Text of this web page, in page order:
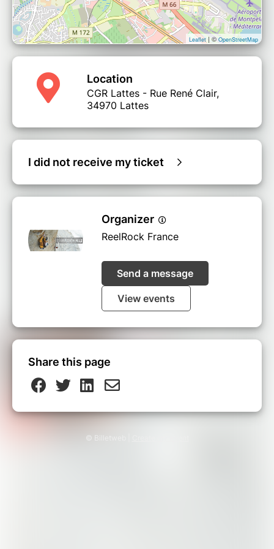
Leaflet | © OpenStreetMap
Location
CGR Lattes - Rue René Clair,
34970 Lattes
I did not receive my ticket
Organizer
ReelRock France
Send a message
View events
Share this page
© Billetweb |